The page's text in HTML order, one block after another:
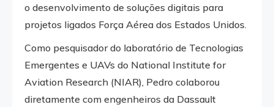
o desenvolvimento de soluções digitais para
projetos ligados Força Aérea dos Estados Unidos.
Como pesquisador do laboratório de Tecnologias
Emergentes e UAVs do National Institute for
Aviation Research (NIAR), Pedro colaborou
diretamente com engenheiros da Dassault